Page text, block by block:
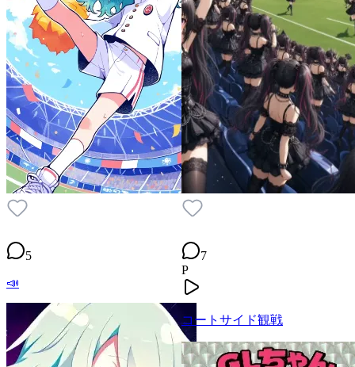
5
📣
7
P
コートサイド観戦